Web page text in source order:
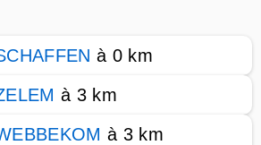
à 0 km
à 3 km
à 3 km